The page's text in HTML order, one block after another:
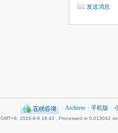
发送消息
Archiver 手机版
GMT+8, 2026-8-9 18:43 , Processed in 0.013042